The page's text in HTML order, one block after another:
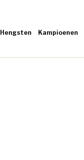
Hengsten Kampioenen